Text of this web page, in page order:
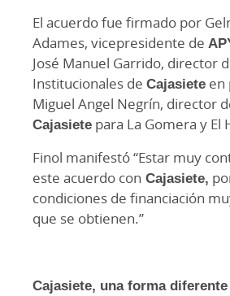
El acuerdo fue firmado por
Adames, vicepresidente de
José Manuel Garrido, director
Institucionales de Cajasiete en
Miguel Angel Negrín, director
Cajasiete para La Gomera y El
Finol manifestó “Estar muy
este acuerdo con Cajasiete,
condiciones de financiación
que se obtienen.”
Cajasiete, una forma